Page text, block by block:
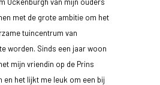
met de grote ambitie om het
tuincentrum van
worden. Sinds een jaar woon
mijn vriendin op de Prins
en het lijkt me leuk om een bij